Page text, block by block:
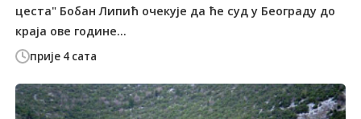
прије 4 сата
цеста" Бобан Липић очекује да ће суд у Београду до
краја ове године...